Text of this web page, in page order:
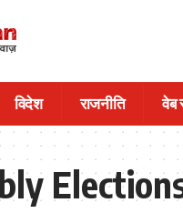
विदेश राजनीति वेब